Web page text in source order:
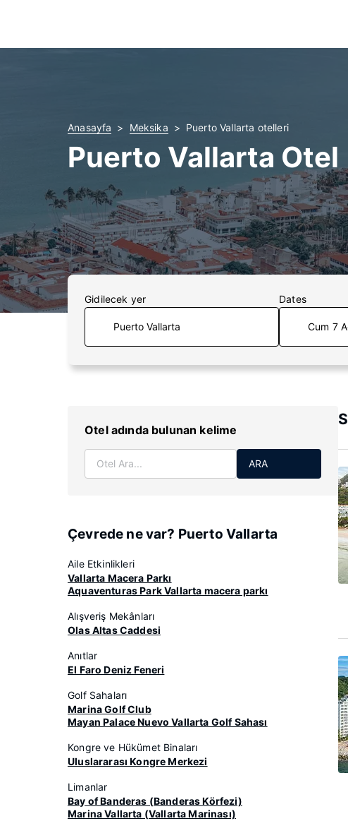
Anasayfa Meksika Puerto Vallarta otelleri
Puerto Vallarta Otel
Gidilecek yer Dates
Cum 7
Otel adında bulunan kelime
ARA
Çevrede ne var? Puerto Vallarta
Aile Etkinlikleri
Vallarta Macera Parkı
Aquaventuras Park Vallarta macera parkı
Alışveriş Mekânları
Olas Altas Caddesi
Anıtlar
El Faro Deniz Feneri
Golf Sahaları
Marina Golf Club
Mayan Palace Nuevo Vallarta Golf Sahası
Kongre ve Hükümet Binaları
Uluslararası Kongre Merkezi
Limanlar
Bay of Banderas (Banderas Körfezi)
Marina Vallarta (Vallarta Marinası)